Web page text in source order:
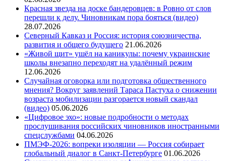
Красная звезда на доске бандеровцев: в Ровно от слов
перешли к делу. Чиновникам пора бояться (видео)
28.07.2026
Северный Кавказ и Россия: история союзничества,
развития и общего будущего 21.06.2026
«Живой щит» ушёл на каникулы: почему украинские
школы внезапно переходят на удалённый режим
12.06.2026
Случайная оговорка или подготовка общественного
мнения? Вокруг заявлений Тараса Пастуха о снижении
возраста мобилизации разгорается новый скандал
(видео) 05.06.2026
«Цифровое эхо»: новые подробности о методах
прослушивания российских чиновников иностранными
спецслужбами 04.06.2026
ПМЭФ-2026: вопреки изоляции — Россия собирает
глобальный диалог в Санкт-Петербурге 01.06.2026